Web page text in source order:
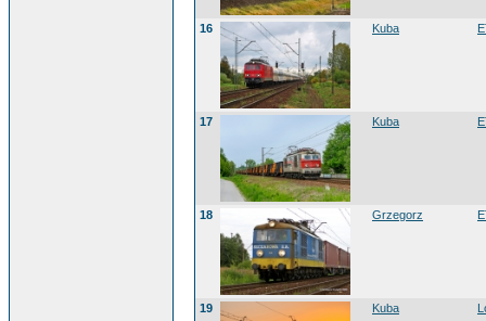
16 Kuba
17 Kuba
18 Grzegorz
19 Kuba